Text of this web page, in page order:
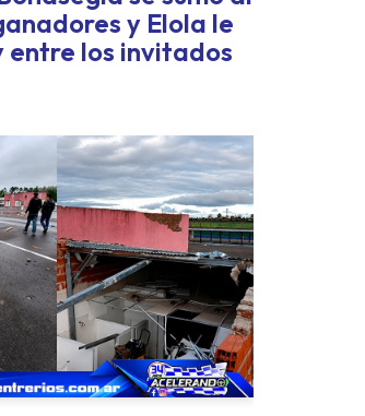
y Elola le
entre los invitados